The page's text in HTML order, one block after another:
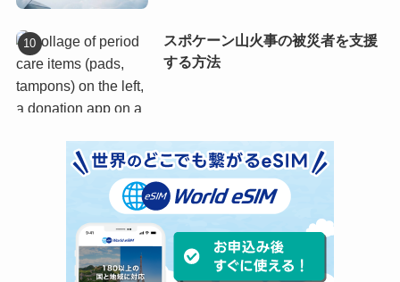
スポケーン山火事の被災者を支援
する方法